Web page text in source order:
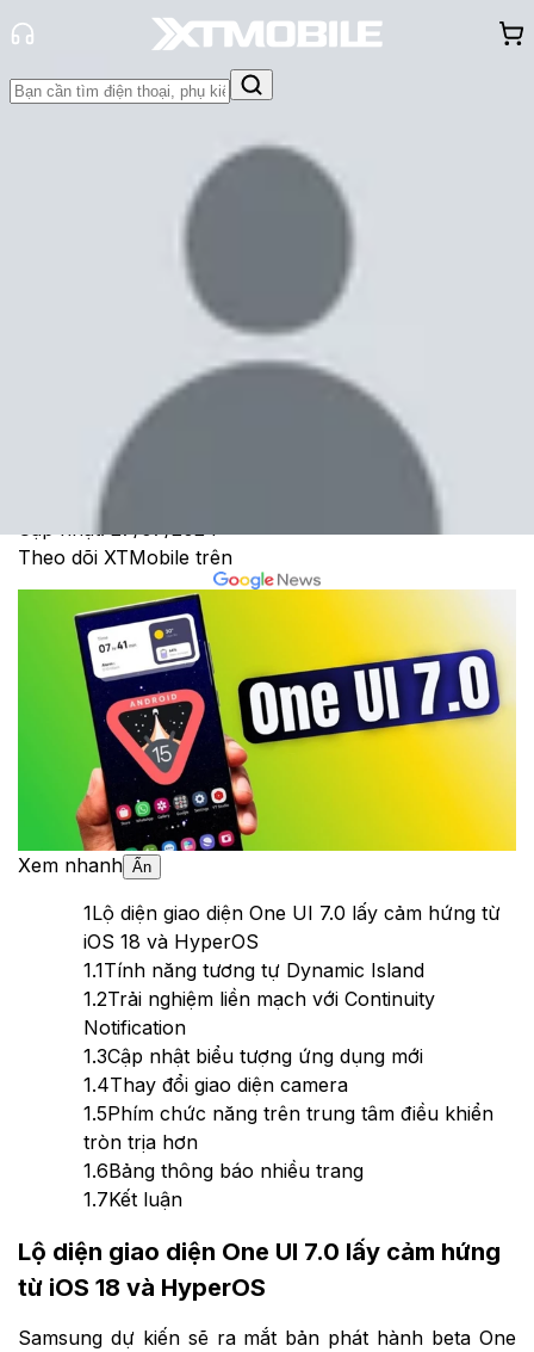
Hỏi đáp Thông báo
Lộ diện One UI 7.0 có sự thay đổi
lớn về giao diện
Ngày đăng:
Cập nhật:27/07/2024
Theo dõi XTMobile trên
Xem nhanh Ẩn
1Lộ diện giao diện One UI 7.0 lấy cảm hứng từ
iOS 18 và HyperOS
1.1Tính năng tương tự Dynamic Island
1.2Trải nghiệm liền mạch với Continuity
Notification
1.3Cập nhật biểu tượng ứng dụng mới
1.4Thay đổi giao diện camera
1.5Phím chức năng trên trung tâm điều khiển
tròn trịa hơn
1.6Bảng thông báo nhiều trang
1.7Kết luận
Lộ diện giao diện One UI 7.0 lấy cảm hứng
từ iOS 18 và HyperOS
Samsung dự kiến sẽ ra mắt bản phát hành beta One